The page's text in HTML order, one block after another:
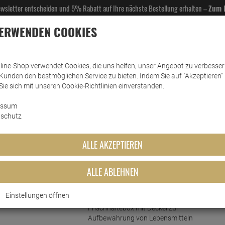
entscheiden und 5% Rabatt auf Ihre nächste Bestellung erhalten –Zum
& GASTROBEDARF DROGERIE KÜCHE & HAUSHALT KFZ
& Close 2,2 L
Kurzbeschreibung
Frischhaltebox mit Deckel zur
Aufbewahrung von Lebensmitteln
COOKIES
Shop verwendet Cookies, die uns helfen, unser Angebot zu
den bestmöglichen Service zu bieten. Indem Sie auf "Akzeptieren"
sich mit unseren Cookie-Richtlinien einverstanden.
ALLE AKZEPTIEREN
ALLE ABLEHNEN
Einstellungen öffnen